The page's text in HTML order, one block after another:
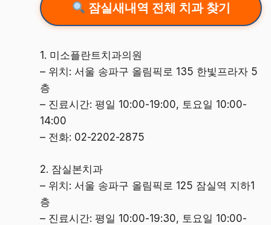
잠실새내역 전체 치과 찾기
1. 미소플란트치과의원
– 위치: 서울 송파구 올림픽로 135 한빛프라자 5
층
– 진료시간: 평일 10:00-19:00, 토요일 10:00-
14:00
– 전화: 02-2202-2875
2. 잠실본치과
– 위치: 서울 송파구 올림픽로 125 잠실역 지하1
층
– 진료시간: 평일 10:00-19:30, 토요일 10:00-